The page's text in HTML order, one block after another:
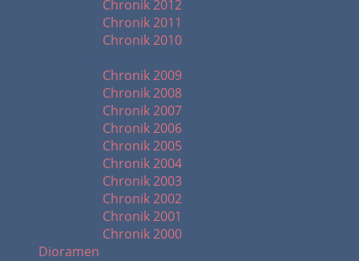
Chronik 2012
Chronik 2011
Chronik 2010
Chronik 2009
Chronik 2008
Chronik 2007
Chronik 2006
Chronik 2005
Chronik 2004
Chronik 2003
Chronik 2002
Chronik 2001
Chronik 2000
Dioramen